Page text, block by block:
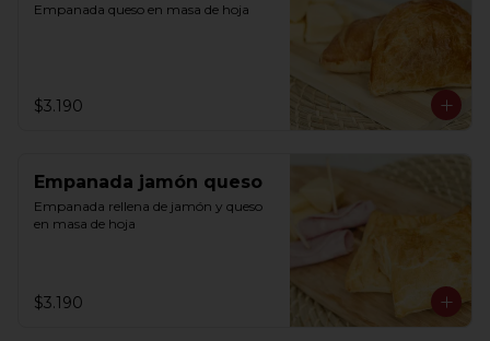
Empanada queso en masa de hoja
$3.190
Empanada jamón queso
Empanada rellena de jamón y queso
en masa de hoja
$3.190